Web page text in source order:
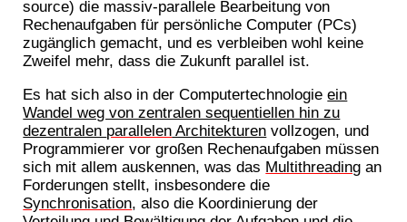
source) die massiv-parallele Bearbeitung von
Rechenaufgaben für persönliche Computer (PCs)
zugänglich gemacht, und es verbleiben wohl keine
Zweifel mehr, dass die Zukunft parallel ist.
Es hat sich also in der Computertechnologieein
Wandel weg von zentralen sequentiellen hin zu
dezentralen parallelen Architekturen vollzogen, und
Programmierer vor großen Rechenaufgaben müssen
sich mit allem auskennen, was das Multithreading an
Forderungen stellt, insbesondere die
Synchronisation, also die Koordinierung der